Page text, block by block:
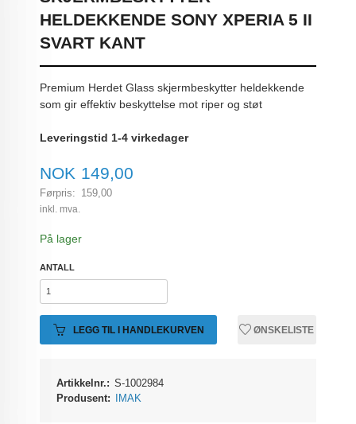
HELDEKKENDE SONY XPERIA 5 II
SVART KANT
Premium Herdet Glass skjermbeskytter heldekkende
som gir effektiv beskyttelse mot riper og støt
Leveringstid 1-4 virkedager
Tilbud
NOK 149,00
Førpris: 159,00
Rabatt
inkl. mva.
På lager
ANTALL
LEGG TIL I HANDLEKURVEN ØNSKELISTE
Artikkelnr.: S-1002984
Produsent: IMAK